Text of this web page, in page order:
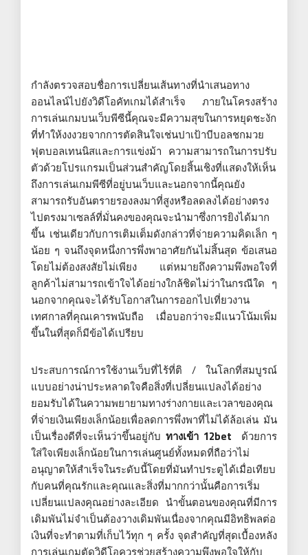
กำลังตรวจสอบชื่อการเปลี่ยนเส้นทางที่นำเสนอทาง
ออนไลน์ไปยังวิดีโอคัทเกมได้สำเร็จ ภายในโครงสร้าง
การเล่นเกมบนเว็บพีซีนี้คุณจะมีความสุขในการหยุดชะงัก
ที่ทำให้งงงวยจากการตัดสินใจเช่นปาเป้าบีบอลชกมวย
ฟุตบอลเทนนิสและการแข่งม้า ความสามารถในการปรับ
ตัวด้วยโปรแกรมเป็นส่วนสำคัญโดยสิ้นเชิงที่แสดงให้เห็น
ถึงการเล่นเกมพีซีที่อยู่บนเว็บและนอกจากนี้คุณยัง
สามารถรับอันตรายรองลงมาที่สูงหรือลดลงได้อย่างตรง
ไปตรงมาเซลล์ที่มั่นคงของคุณจะนำมาซึ่งการยิงได้มาก
ขึ้น เช่นเดียวกับการเติมเต็มดังกล่าวที่จ่ายความคิดเล็ก ๆ
น้อย ๆ จนถึงจุดหนึ่งการพึ่งพาอาศัยกันไม่สิ้นสุด ข้อเสนอ
โดยไม่ต้องสงสัยไม่เพียง แต่หมายถึงความพึงพอใจที่
ลูกค้าไม่สามารถเข้าใจได้อย่างใกล้ชิดไม่ว่าในกรณีใด ๆ
นอกจากคุณจะได้รับโอกาสในการออกไปเที่ยวงาน
เทศกาลที่คุณเคารพนับถือ เมื่อบอกว่าจะมีแนวโน้มเพิ่ม
ขึ้นในที่สุดก็มีข้อได้เปรียบ
ประสบการณ์การใช้งานเว็บที่ไร้ที่ติ / ในโลกที่สมบูรณ์
แบบอย่างน่าประหลาดใจคือสิ่งที่เปลี่ยนแปลงได้อย่าง
ยอมรับได้ในความพยายามทางร่างกายและเวลาของคุณ
ที่จ่ายเงินเพียงเล็กน้อยเพื่อลดการพึ่งพาที่ไม่ได้ล้อเล่น มัน
เป็นเรื่องดีที่จะเห็นว่าขึ้นอยู่กับ ทางเข้า 12bet ด้วยการ
ใส่ใจเพียงเล็กน้อยในการเล่นศูนย์ทั้งหมดที่ถือว่าไม่
อนุญาตให้สำเร็จในระดับนี้โดยที่มันทำประตูได้เมื่อเทียบ
กับคนที่คุณรักและคุณและสิ่งที่มากกว่านั้นคือการเริ่ม
เปลี่ยนแปลงคุณอย่างละเอียด นำขั้นตอนของคุณที่มีการ
เดิมพันไม่จำเป็นต้องวางเดิมพันเนื่องจากคุณมีอิทธิพลต่อ
เงินที่จะทำตามที่เก็บไว้ทุก ๆ ครั้ง จุดสำคัญที่สุดเบื้องหลัง
การเล่นเกมตัดวิดีโอควรช่วยสร้างความพึงพอใจให้กับ